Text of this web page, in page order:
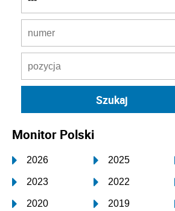
Monitor Polski
2026 2025
2023 2022
2020 2019